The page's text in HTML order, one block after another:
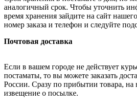
аналогичный срок. Чтобы уточнить
время хранения зайдите на сайт нашего
номер заказа и телефон и следуйте
Почтовая доставка
Если в вашем городе не действует
постаматы, то вы можете заказать
России. Сразу по прибытии товара, на
извещение о посылке.